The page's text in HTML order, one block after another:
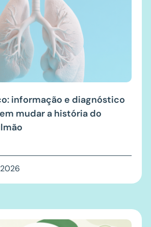
informação e diagnóstico
mudar a história do